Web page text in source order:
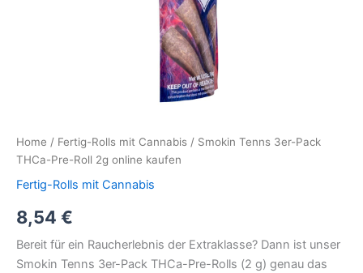
Home / Fertig-Rolls mit Cannabis / Smokin Tenns 3er-Pack
THCa-Pre-Roll 2g online kaufen
Fertig-Rolls mit Cannabis
8,54 €
Bereit für ein Raucherlebnis der Extraklasse? Dann ist unser
Smokin Tenns 3er-Pack THCa-Pre-Rolls (2 g) genau das